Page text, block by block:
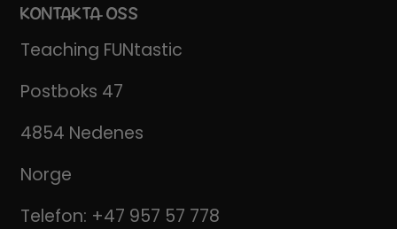
KONTAKTA OSS
Teaching FUNtastic
Postboks 47
4854 Nedenes
Norge
Telefon: +47 957 57 778